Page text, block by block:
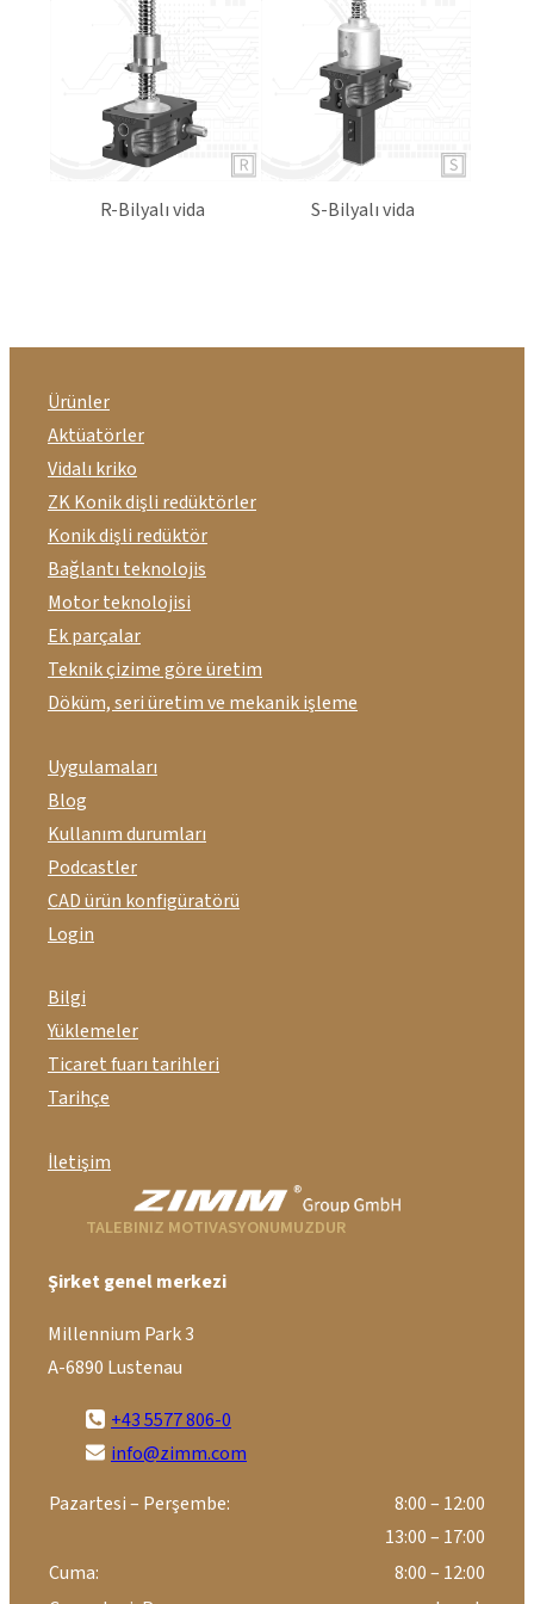
R-Bilyalı vida S-Bilyalı vida
Ürünler
Aktüatörler
Vidalı kriko
ZK Konik dişli redüktörler
Konik dişli redüktör
Bağlantı teknolojis
Motor teknolojisi
Ek parçalar
Teknik çizime göre üretim
Döküm, seri üretim ve mekanik işleme
Uygulamaları
Blog
Kullanım durumları
Podcastler
CAD ürün konfigüratörü
Login
Bilgi
Yüklemeler
Ticaret fuarı tarihleri
Tarihçe
İletişim
TALEBINIZ MOTIVASYONUMUZDUR
Şirket genel merkezi
Millennium Park 3
A-6890 Lustenau
+43 5577 806-0
info@zimm.com
Pazartesi – Perşembe:
8:00 – 12:00
13:00 – 17:00
Cuma:
8:00 – 12:00